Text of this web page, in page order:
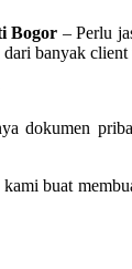
Bogor – Perlu
banyak
dokumen
buat